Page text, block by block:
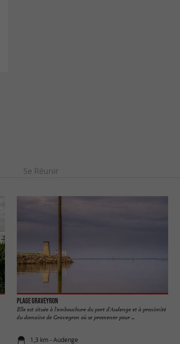
Se Réunir
Plage Graveyron
Elle est située à l'embouchure du port d'Audenge et à proximité
du domaine de Graveyron où se promener pour ...
1,3 km - Audenge